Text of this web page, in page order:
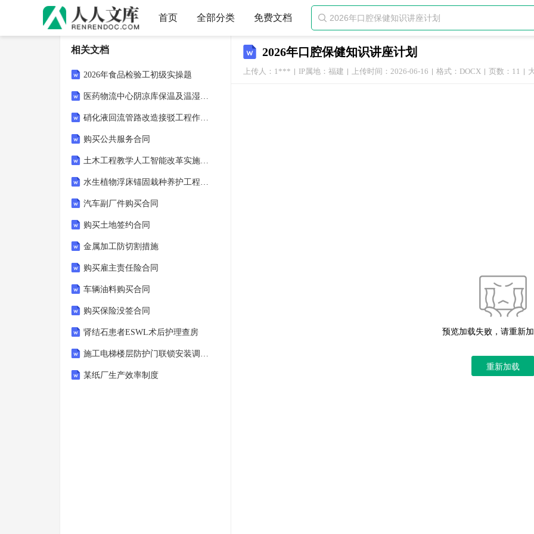
首页 全部分类 免费文档 
2026年口腔保健知识讲座计划
上传人：1*** IP属地：福建 上传时间：2026-06-16 格式：DOCX 页数：11
预览加载失败，请重新
重新加载
相关文档
2026年食品检验工初级实操题
医药物流中心阴凉库保温及温湿度监控施工方案
硝化液回流管路改造接驳工程作业指导书
购买公共服务合同
土木工程教学人工智能改革实施方案
水生植物浮床锚固栽种养护工程作业指导书
汽车副厂件购买合同
购买土地签约合同
金属加工防切割措施
购买雇主责任险合同
车辆油料购买合同
购买保险没签合同
肾结石患者ESWL术后护理查房
施工电梯楼层防护门联锁安装调试工程作业指导书
某纸厂生产效率制度